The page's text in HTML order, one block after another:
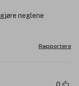
neglene
Rapportere